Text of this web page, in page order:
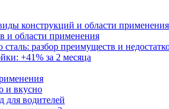
конструкций и области применения
и области применения
разбор преимуществ и
+41% за 2 месяца
и вкусно
для водителей